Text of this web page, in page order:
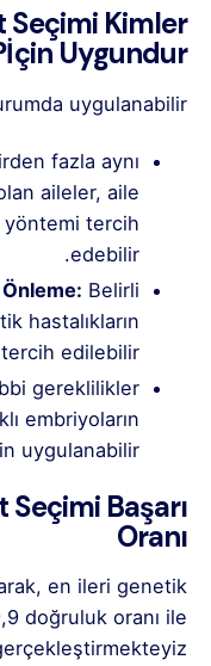
Seçimi Kimler
İçin Uygundur?
uygulanabilir:
fazla aynı
aileler, aile
tercih
edebilir.
Belirli
hastalıkların
edilebilir.
gereklilikler
embriyoların
uygulanabilir.
Başarı
Oranı
en ileri genetik
doğruluk oranı ile